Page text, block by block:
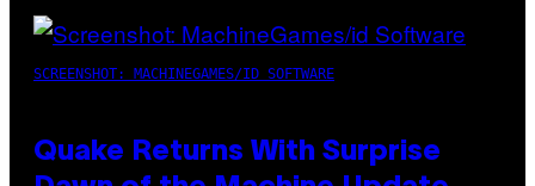
SCREENSHOT: MACHINEGAMES/ID SOFTWARE
Quake Returns With Surprise